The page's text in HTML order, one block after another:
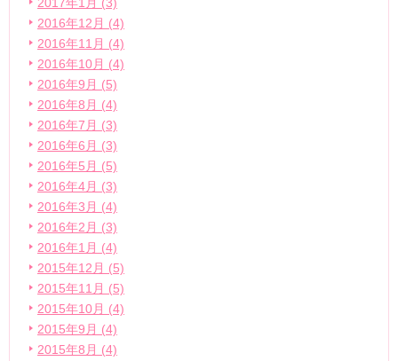
2017年1月 (3)
2016年12月 (4)
2016年11月 (4)
2016年10月 (4)
2016年9月 (5)
2016年8月 (4)
2016年7月 (3)
2016年6月 (3)
2016年5月 (5)
2016年4月 (3)
2016年3月 (4)
2016年2月 (3)
2016年1月 (4)
2015年12月 (5)
2015年11月 (5)
2015年10月 (4)
2015年9月 (4)
2015年8月 (4)